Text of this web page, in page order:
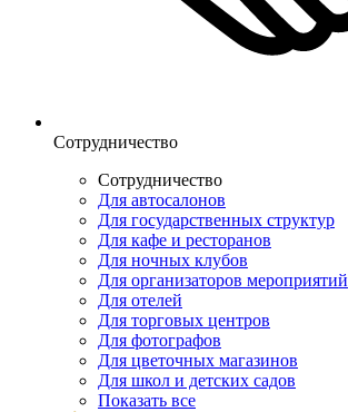
Сотрудничество
Сотрудничество
Для автосалонов
Для государственных структур
Для кафе и ресторанов
Для ночных клубов
Для организаторов мероприятий
Для отелей
Для торговых центров
Для фотографов
Для цветочных магазинов
Для школ и детских садов
Показать все